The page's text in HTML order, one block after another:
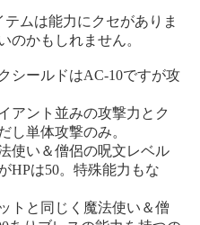
ムは能力にクセがありま
のかもしれません。
シールドはAC-10ですが攻
アント並みの攻撃力とク
し単体攻撃のみ。
使い＆僧侶の呪文レベル
HPは50。特殊能力もな
トと同じく魔法使い＆僧